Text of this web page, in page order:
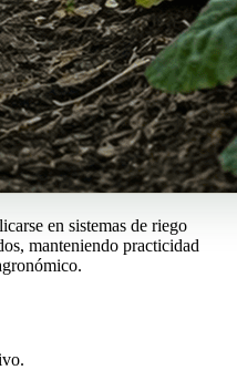
en sistemas de riego
manteniendo practicidad